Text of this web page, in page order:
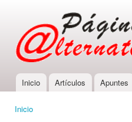
Main menu
Inicio Artículos Apuntes
Inicio